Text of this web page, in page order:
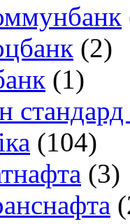
(2)
(1)
стандард
(104)
(3)